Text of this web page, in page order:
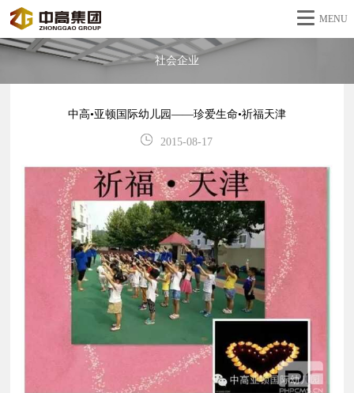
MENU
社会企业
中高•亚顿国际幼儿园——珍爱生命•祈福天津
2015-08-17